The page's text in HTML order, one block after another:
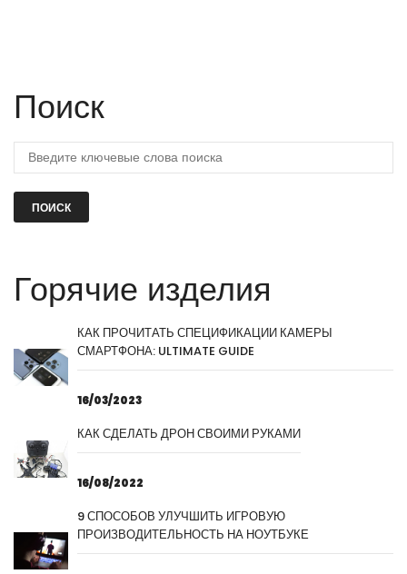
Поиск
ПОИСК
Горячие изделия
КАК ПРОЧИТАТЬ СПЕЦИФИКАЦИИ КАМЕРЫ
СМАРТФОНА: ULTIMATE GUIDE
16/03/2023
КАК СДЕЛАТЬ ДРОН СВОИМИ РУКАМИ
16/08/2022
9 СПОСОБОВ УЛУЧШИТЬ ИГРОВУЮ
ПРОИЗВОДИТЕЛЬНОСТЬ НА НОУТБУКЕ